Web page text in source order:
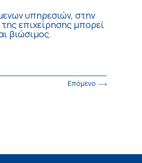
υπηρεσιών, στην
επιχείρησης μπορεί
βιώσιμος.
Επόμενο